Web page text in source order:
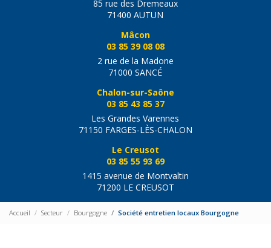
85 rue des Dremeaux
71400 AUTUN
Mâcon
03 85 39 08 08
2 rue de la Madone
71000 SANCÉ
Chalon-sur-Saône
03 85 43 85 37
Les Grandes Varennes
71150 FARGES-LÈS-CHALON
Le Creusot
03 85 55 93 69
1415 avenue de Montvaltin
71200 LE CREUSOT
Accueil Secteur Bourgogne Société entretien locaux Bourgogne